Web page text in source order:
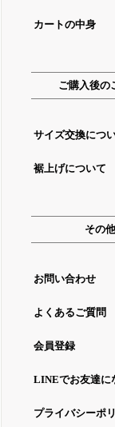
カートの中身
ご購入後の
サイズ交換につ
裾上げについて
その他
お問い合わせ
よくあるご質問
会員登録
LINEでお友達に
プライバシーポ